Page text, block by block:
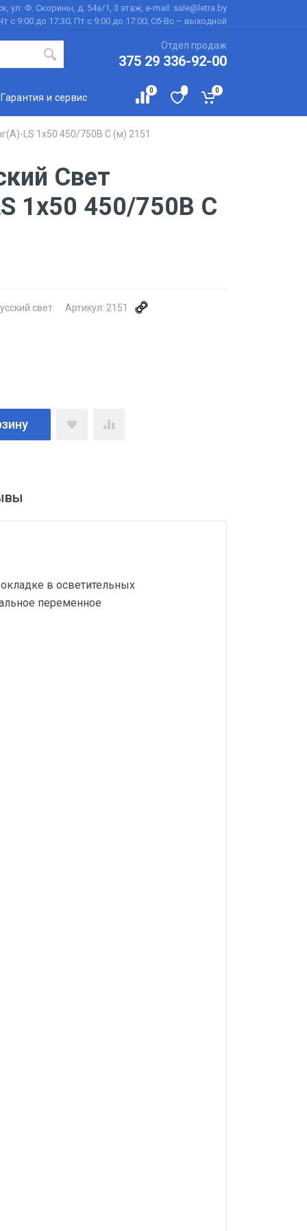
ул. Ф. Скорины, д. 54а/1, 3 этаж, e-mail: sale@letra.by
с 9:00 до 17:30; Пт с 9:00 до 17:00; Сб-Вс – выходной
Отдел продаж
375 29 336-92-00
Гарантия и сервис
0 0
LS 1х50 450/750В С (м) 2151
Свет
1х50 450/750В С
свет Артикул: 2151
в осветительных
переменное